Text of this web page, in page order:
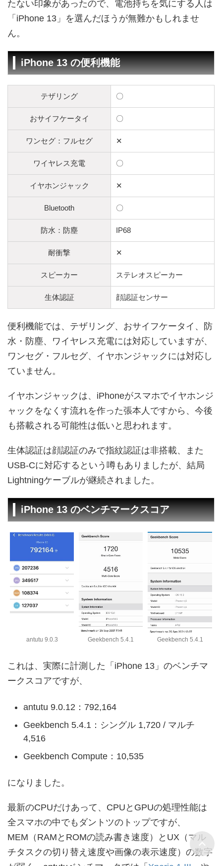
たない印象があったので、電池持ちを気にする人は
「iPhone 13」を選んだほうが無難かもしれませ
ん。
iPhone 13 の便利機能
テザリング 〇
おサイフケータイ 〇
ワンセグ：フルセグ ✕
ワイヤレス充電 〇
イヤホンジャック ✕
Bluetooth 〇
防水：防塵 IP68
耐衝撃 ✕
スピーカー ステレオスピーカー
生体認証 顔認証センサー
便利機能では、テザリング、おサイフケータイ、防
水・防塵、ワイヤレス充電には対応していますが、
ワンセグ・フルセグ、イヤホンジャックには対応し
ていません。
イヤホンジャックは、iPhoneがスマホでイヤホンジ
ャックをなくす流れを作った張本人ですから、今後
も搭載される可能性は低いと思われます。
生体認証は顔認証のみで指紋認証は非搭載、また
USB-Cに対応するという噂もありましたが、結局
Lightningケーブルが継続されました。
iPhone 13 のベンチマークスコア
antutu 9.0.3 Geekbench 5.4.1 Geekbench 5.4.1
これは、実際に計測した「iPhone 13」のベンチマ
ークスコアですが、
antutu 9.0.12：792,164
Geekbench 5.4.1：シングル 1,720 / マルチ
4,516
Geekbench Compute：10,535
になりました。
最新のCPUだけあって、CPUとGPUの処理性能は
全スマホの中でもダントツのトップですが、
MEM（RAMとROMの読み書き速度）とUX（マル
チタスクの切り替え速度や画像の表示速度）の数字